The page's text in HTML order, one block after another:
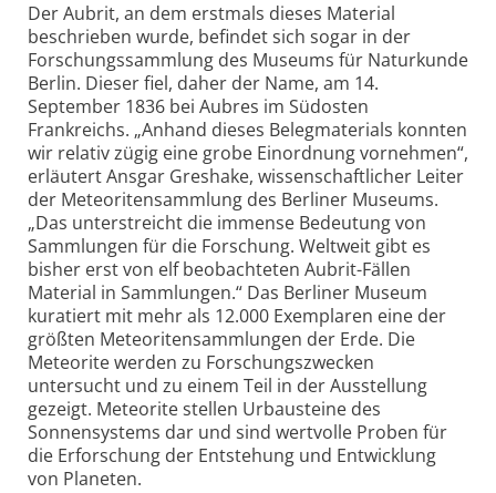
Der Aubrit, an dem erstmals dieses Material
beschrieben wurde, befindet sich sogar in der
Forschungs­sammlung des Museums für Naturkunde
Berlin. Dieser fiel, daher der Name, am 14.
September 1836 bei Aubres im Südosten
Frankreichs. „Anhand dieses Belegmaterials konnten
wir relativ zügig eine grobe Einordnung vornehmen“,
erläutert Ansgar Greshake, wissenschaftlicher Leiter
der Meteoriten­sammlung des Berliner Museums.
„Das unterstreicht die immense Bedeutung von
Sammlungen für die Forschung. Weltweit gibt es
bisher erst von elf beobachteten Aubrit-Fällen
Material in Sammlungen.“ Das Berliner Museum
kuratiert mit mehr als 12.000 Exemplaren eine der
größten Meteoriten­sammlungen der Erde. Die
Meteorite werden zu Forschungszwecken
untersucht und zu einem Teil in der Ausstellung
gezeigt. Meteorite stellen Urbausteine des
Sonnensystems dar und sind wertvolle Proben für
die Erforschung der Entstehung und Entwicklung
von Planeten.